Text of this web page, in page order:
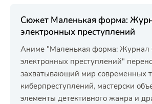
Сюжет Маленькая форма:
электронных преступлений
Аниме "Маленькая форма: Журнал
электронных преступлений"
захватывающий мир современных
киберпреступлений, мастерски
элементы детективного жанра и